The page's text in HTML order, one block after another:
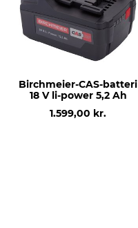
Birchmeier-CAS-batteri
18 V li-power 5,2 Ah
1.599,00 kr.